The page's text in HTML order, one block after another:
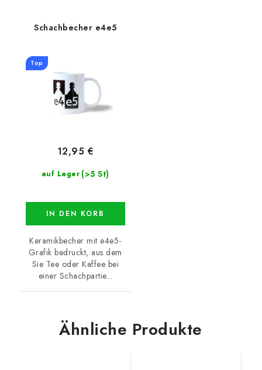
Schachbecher e4e5
Top
auf Lager (>5 St)
12,95 €
IN DEN KORB
Keramikbecher mit e4e5-
Grafik bedruckt, aus dem
Sie Tee oder Kaffee bei
einer Schachpartie...
Ähnliche Produkte